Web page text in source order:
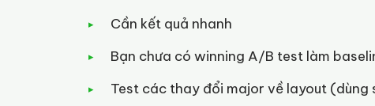
Cần kết quả nhanh
Bạn chưa có winning A/B test làm
Test các thay đổi major về layout